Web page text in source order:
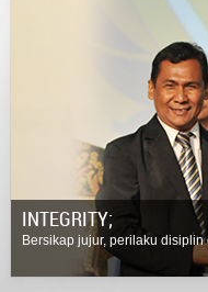
Integrity;
Bersikap jujur, perilaku